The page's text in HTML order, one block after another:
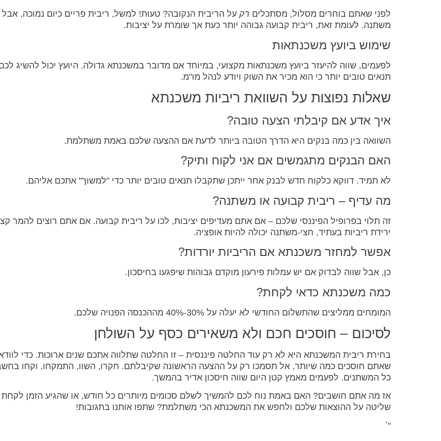
לפני שאתם בוחרים מסלול, מסתכלים רק על הריבית הנקובה? טעות! למשל, ריבית פריים כיום נמוכה, אבל
משתנה. לעומת זאת, ריבית קבועה גבוהה יותר כעת אך שומרת על יציבות.
שימוש ביועץ משכנתאות
לפעמים, שווה להיעזר ביועץ משכנתאות מקצועי, במיוחד אם מדובר במשכנתא גדולה. היועץ יכול להשיג
תנאים טובים יותר כי הוא מכיר את השוק ויודע לנהל מו"מ.
שאלות נפוצות על השוואת ריביות משכנתא
איך אדע אם קיבלתי הצעה טובה?
השוואה בין כמה בנקים היא הדרך הטובה ביותר לדעת אם ההצעה שלכם באמת משתלמת.
האם הבנקים מתגמשים אם אני לקוח ותיק?
לא תמיד. דווקא כלקוח חדש לבנק אחר ייתכן שתקבלו תנאים טובים יותר כדי "למשוך" אתכם אליהם.
מה עדיף – ריבית קבועה או משתנה?
זה תלוי בפרופיל הפיננסי שלכם – אם אתם מעדיפים יציבות, לכו על ריבית קבועה. אם אתם רוצים להמר
ירידת ריביות בעתיד, חצי-משתנה יכולה להיות אופציה.
אפשר למחזר משכנתא אם הריביות יורדות?
כן, אבל שווה לבדוק אם יש עמלות פירעון מוקדם גבוהות שיפגעו בחיסכון.
כמה משכנתא כדאי לקחת?
המומחים ממליצים שהתשלום החודשי לא יעלה על 30%-40% מההכנסה הפנויה שלכם.
לסיכום – חוסכים חכם ולא משאירים כסף על השולחן
בחירת ריבית המשכנתא היא לא רק עוד החלטה פיננסית – זו החלטה שתלווה אתכם שנים ארוכות. כדי
שאתם חוסכים כמה שיותר, אל תסמכו רק על ההצעה הראשונה שקיבלתם. חקרו, השוו, התמקחו, וקחו
כל המשתנים. לפעמים מאמץ קטן היום שווה חיסכון אדיר בהמשך.
אז מה אתם חושבים? האם באמת נוח לכם להמשיך לשלם סכומים מיותרים כל חודש, או שהגיע הזמן לקחת
שליטה על ההוצאות שלכם ולחפש את המשכנתא הכי משתלמת? שתפו אותנו בתגובות!
"`